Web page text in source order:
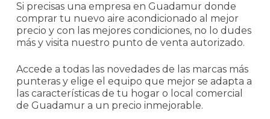
Si precisas una empresa en Guadamur donde
comprar tu nuevo aire acondicionado al mejor
precio y con las mejores condiciones, no lo dudes
más y visita nuestro punto de venta autorizado.
Accede a todas las novedades de las marcas más
punteras y elige el equipo que mejor se adapta a
las características de tu hogar o local comercial
de Guadamur a un precio inmejorable.